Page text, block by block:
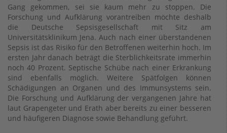
Gang gekommen, sei sie kaum mehr zu stoppen. Die
Forschung und Aufklärung vorantreiben möchte deshalb
die Deutsche Sepsisgesellschaft mit Sitz am
Universitätsklinikum Jena. Auch nach einer überstandenen
Sepsis ist das Risiko für den Betroffenen weiterhin hoch. Im
ersten Jahr danach beträgt die Sterblichkeitsrate immerhin
noch 40 Prozent. Septische Schübe nach einer Erkrankung
sind ebenfalls möglich. Weitere Spätfolgen können
Schädigungen an Organen und des Immunsystems sein.
Die Forschung und Aufklärung der vergangenen Jahre hat
laut Grapengeter und Erath aber bereits zu einer besseren
und häufigeren Diagnose sowie Behandlung geführt.